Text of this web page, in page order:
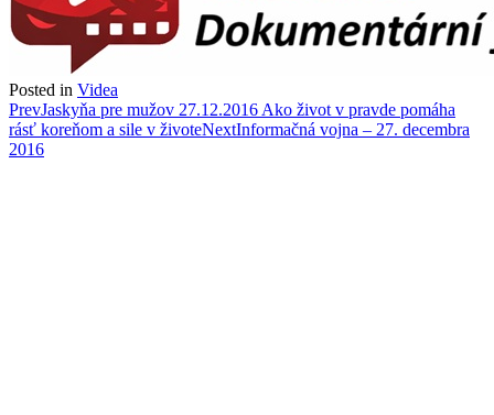
Posted in Videa
Post
navigation
PrevJaskyňa pre mužov 27.12.2016 Ako život v pravde pomáha
rásť koreňom a sile v životeNextInformačná vojna – 27. decembra
2016